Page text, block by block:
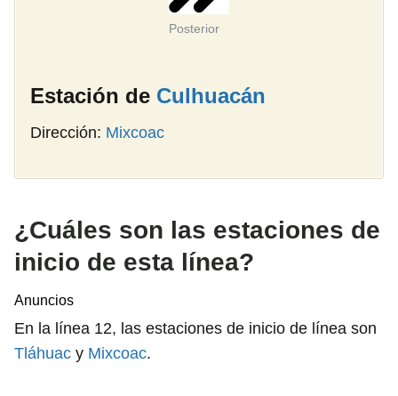
Posterior
Estación de Culhuacán
Dirección: Mixcoac
¿Cuáles son las estaciones de
inicio de esta línea?
Anuncios
En la línea 12, las estaciones de inicio de línea son
Tláhuac y Mixcoac.